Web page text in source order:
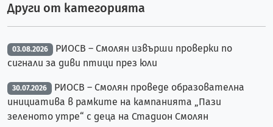
Други от категорията
03.08.2026
РИОСВ – Смолян извърши проверки по
сигнали за диви птици през юли
30.07.2026
РИОСВ – Смолян проведе образователна
инициатива в рамките на кампанията „Пази
зеленото утре“ с деца на Стадион Смолян